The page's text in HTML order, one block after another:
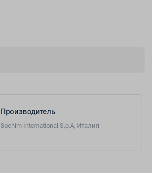
Производитель
Sochim International S.р.A, Италия